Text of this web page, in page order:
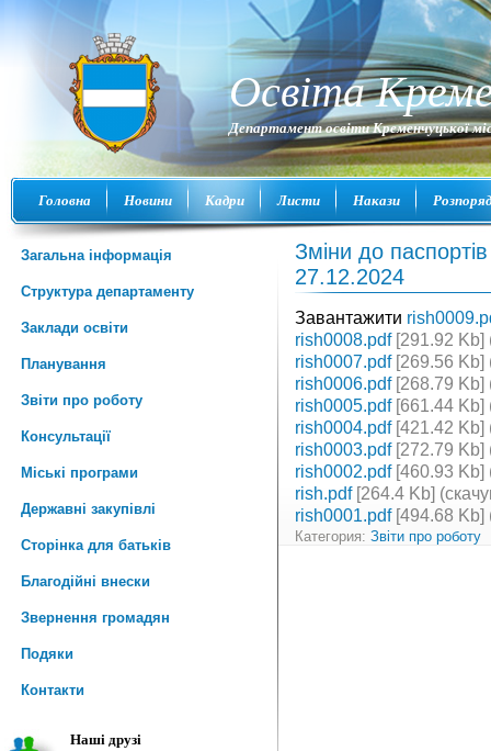
Освіта
Департамент освіти Кременчуцької
Головна Новини Кадри Листи Накази
Загальна інформація
Структура департаменту
Заклади освіти
Планування
Звіти про роботу
Консультації
Міські програми
Державні закупівлі
Сторінка для батьків
Благодійні внески
Звернення громадян
Подяки
Контакти
Наші друзі
Зміни до
27.12.2024
Завантажити
rish0008.pdf[291.92 Kb]
rish0007.pdf[269.56 Kb]
rish0006.pdf[268.79 Kb]
rish0005.pdf[661.44 Kb]
rish0004.pdf[421.42 Kb]
rish0003.pdf[272.79 Kb]
rish0002.pdf[460.93 Kb]
rish.pdf[264.4 Kb]
rish0001.pdf[494.68 Kb]
Категория: Звіти про роботу